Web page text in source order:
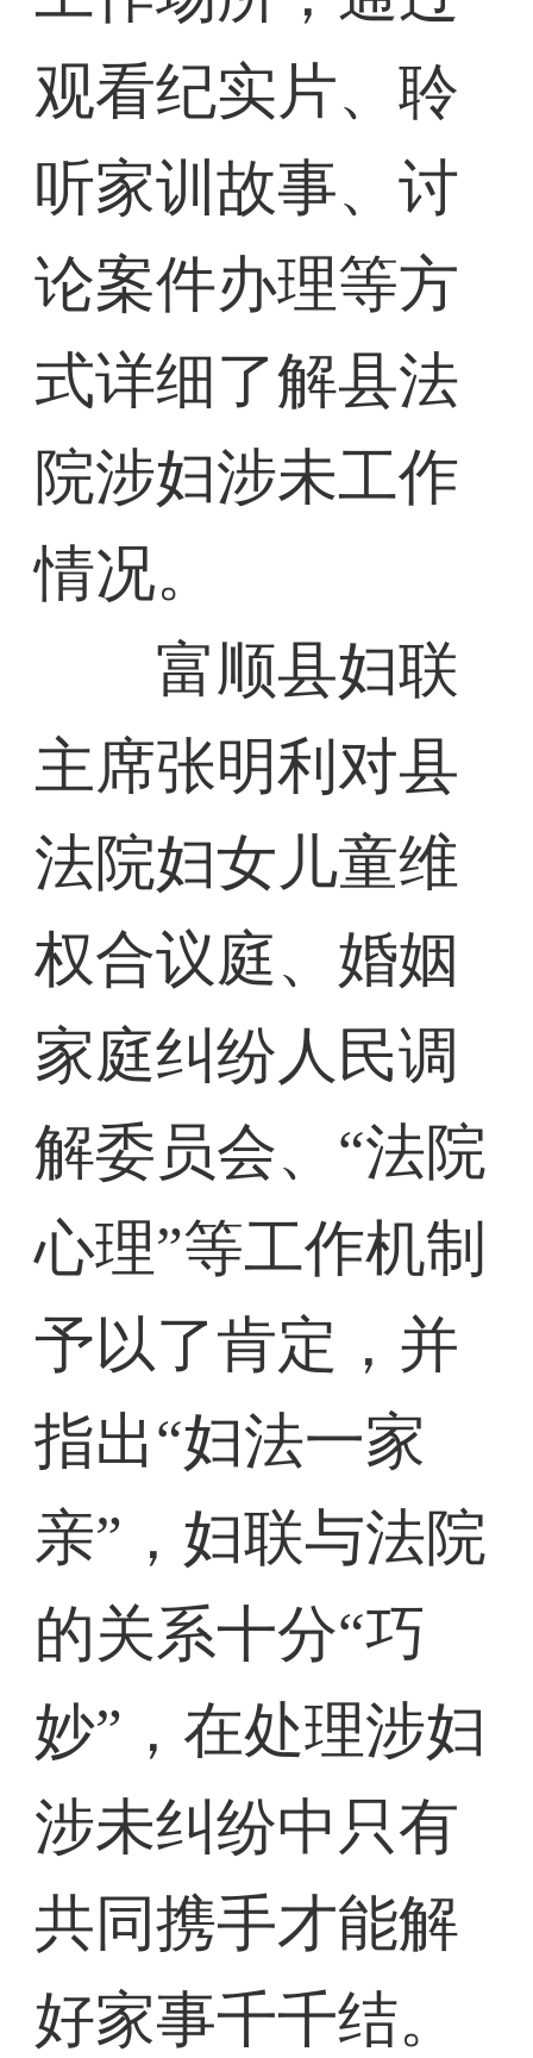
观看纪实片、聆
听家训故事、讨
论案件办理等方
式详细了解县法
院涉妇涉未工作
情况。
富顺县妇联
主席张明利对县
法院妇女儿童维
权合议庭、婚姻
家庭纠纷人民调
解委员会、“法院
心理”等工作机制
予以了肯定，并
指出“妇法一家
亲”，妇联与法院
的关系十分“巧
妙”，在处理涉妇
涉未纠纷中只有
共同携手才能解
好家事千千结。